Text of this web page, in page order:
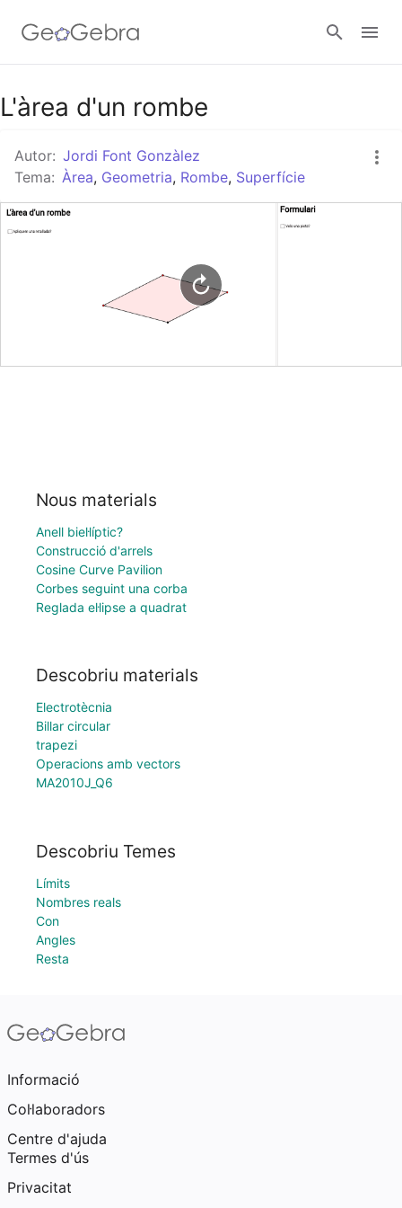
Google Classroom
Aula GeoGebra
L'àrea d'un rombe
Autor: Jordi Font Gonzàlez
Tema: Àrea, Geometria, Rombe, Superfície
Nous materials
Anell biel·líptic?
Construcció d'arrels
Cosine Curve Pavilion
Corbes seguint una corba
Reglada el·lipse a quadrat
Descobriu materials
Electrotècnia
Billar circular
trapezi
Operacions amb vectors
MA2010J_Q6
Descobriu Temes
Límits
Nombres reals
Con
Angles
Resta
Informació
Col·laboradors
Centre d'ajuda
Termes d'ús
Privacitat